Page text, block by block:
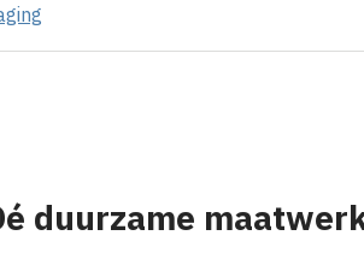
Wijzig cookie
duurzame